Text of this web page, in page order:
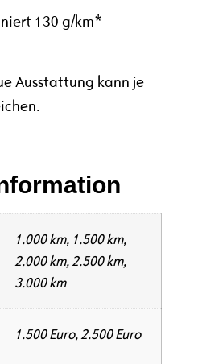
130 g/km*
Ausstattung kann je
1.000 km, 1.500 km,
2.000 km, 2.500 km,
3.000 km
1.500 Euro, 2.500 Euro